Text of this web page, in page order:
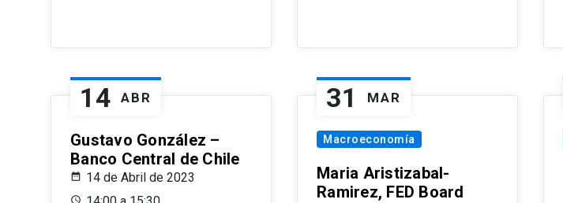
14 ABR
Gustavo González –
Banco Central de Chile
14 de Abril de 2023
31 MAR
Macroeconomía
Maria Aristizabal-
Ramirez, FED Board